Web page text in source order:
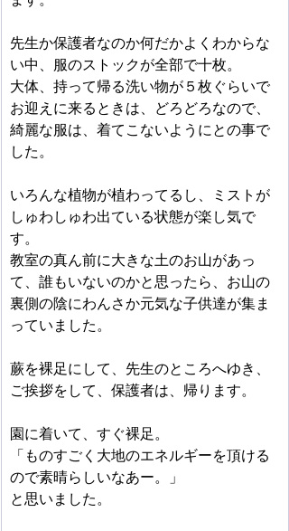
先生か保護者なのか何だかよくわからな
い中、服のストックが全部で十枚。
大体、持って帰る洗い物が５枚ぐらいで
お迎えに来るときは、どろどろなので、
綺麗な服は、着てこないようにとの事で
した。
いろんな植物が植わってるし、ミストが
しゅわしゅわ出ている状態が楽し気で
す。
教室の真ん前に大きな土のお山があっ
て、誰もいないのかと思ったら、お山の
裏側の陰にわんさか元気な子供達が集ま
っていました。
蕨を裸足にして、先生のところへゆき、
ご挨拶をして、保護者は、帰ります。
園に着いて、すぐ裸足。
「ものすごく大地のエネルギーを頂ける
ので素晴らしいなあー。」
と思いました。